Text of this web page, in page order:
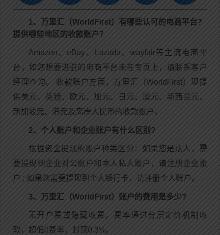
1、万里汇（WorldFirst）有哪些认可的电商平台?
提供哪些地区的收款账户？
Amazon、eBay、Lazada、wayfair等主流电商平
台，如您想要进驻的电商平台未在专页上，请联系客户
经理查询。 收款账户方面，万里汇（WorldFirst）现提
供美元、英镑、欧元、加元、日元、澳元、新西兰元、
新加坡元、港元及离岸人民币的收款账户。
2、个人账户和企业账户有什么区别?
根据资金提现的账户种类区分：如果您是法人，需
要提现到企业对公账户和本人私人账户，请注册企业账
户 ; 如果您需要提现到个人银行卡，请注册个人账户。
3、万里汇（WorldFirst）账户的费用是多少?
无开户费或隐藏收费。费率通过分层定价机制收
取，超低0费率，封顶0.3%。